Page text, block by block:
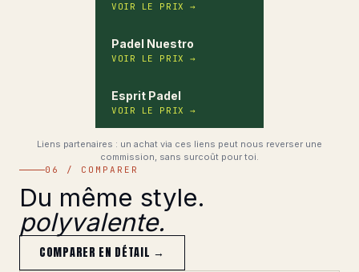
VOIR LE PRIX→
Padel Nuestro
VOIR LE PRIX→
Esprit Padel
VOIR LE PRIX→
Liens partenaires : un achat via ces liens peut nous reverser une
commission, sans surcoût pour toi.
06 / COMPARER
Du même style.
polyvalente.
COMPARER EN DÉTAIL →